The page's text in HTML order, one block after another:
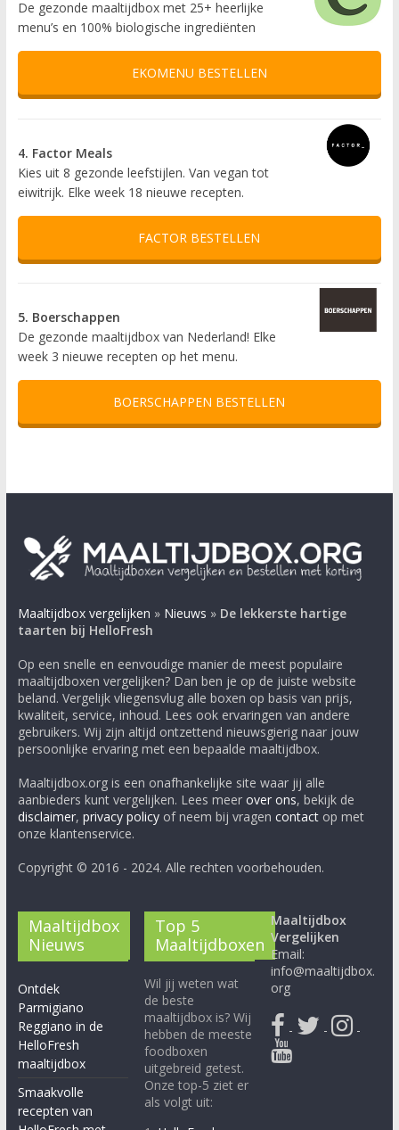
De gezonde maaltijdbox met 25+ heerlijke
menu’s en 100% biologische ingrediënten
EKOMENU BESTELLEN
4. Factor Meals
Kies uit 8 gezonde leefstijlen. Van vegan tot
eiwitrijk. Elke week 18 nieuwe recepten.
FACTOR BESTELLEN
5. Boerschappen
De gezonde maaltijdbox van Nederland! Elke
week 3 nieuwe recepten op het menu.
BOERSCHAPPEN BESTELLEN
Maaltijdbox vergelijken » Nieuws » De lekkerste hartige
taarten bij HelloFresh
Op een snelle en eenvoudige manier de meest populaire
maaltijdboxen vergelijken? Dan ben je op de juiste website
beland. Vergelijk vliegensvlug alle boxen op basis van prijs,
kwaliteit, service, inhoud. Lees ook ervaringen van andere
gebruikers. Wij zijn altijd ontzettend nieuwsgierig naar jouw
persoonlijke ervaring met een bepaalde maaltijdbox.
Maaltijdbox.org is een onafhankelijke site waar jij alle
aanbieders kunt vergelijken. Lees meer over ons, bekijk de
disclaimer, privacy policyof neem bij vragen contactop met
onze klantenservice.
Copyright © 2016 - 2024. Alle rechten voorbehouden.
Maaltijdbox
Nieuws
Ontdek
Parmigiano
Reggiano in de
HelloFresh
maaltijdbox
Smaakvolle
recepten van
Top 5
Maaltijdboxen
Wil jij weten wat
de beste
maaltijdbox is? Wij
hebben de meeste
foodboxen
uitgebreid getest.
Onze top-5 ziet er
als volgt uit:
Maaltijdbox
Vergelijken
Email:
info@maaltijdbox.
org
- - -